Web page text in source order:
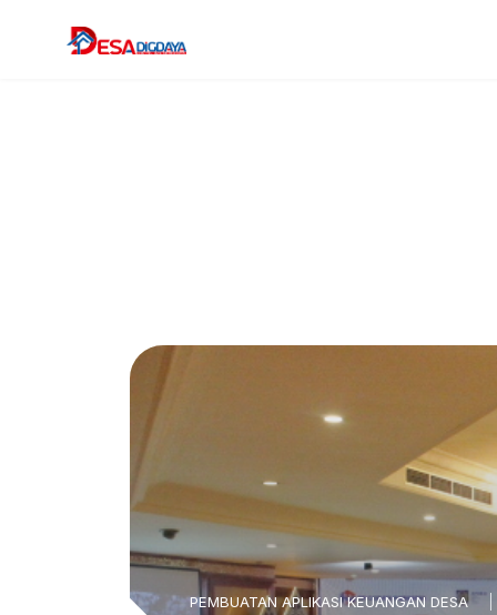
PEMBUATAN APLIKASI KEUANGAN DESA